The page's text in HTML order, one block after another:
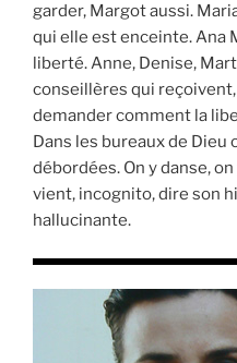
garder, Margot aussi.
qui elle est enceinte. Ana
liberté. Anne, Denise,
conseillères qui
demander comment la
Dans les bureaux de Dieu
débordées. On y danse,
vient, incognito, dire son
hallucinante.